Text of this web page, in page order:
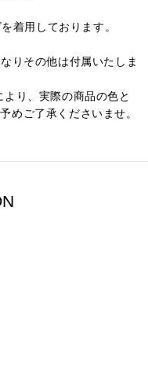
着用しております。
りその他は付属いたしま
り、実際の商品の色と
めご了承くださいませ。